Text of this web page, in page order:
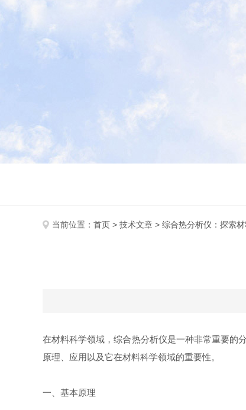
当前位置： 首页 > 技术文章 > 综合热分析仪：探索
在材料科学领域，综合热分析仪是一种非常重要的
原理、应用以及它在材料科学领域的重要性。
一、基本原理